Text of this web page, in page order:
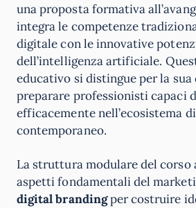
una proposta formativa
integra le competenze
digitale con le innovative
dell’intelligenza artificiale.
educativo si distingue per la sua
preparare professionisti capaci
efficacemente nell’ecosistema
contemporaneo.
La struttura modulare del
aspetti fondamentali del
digital brandingper costruire